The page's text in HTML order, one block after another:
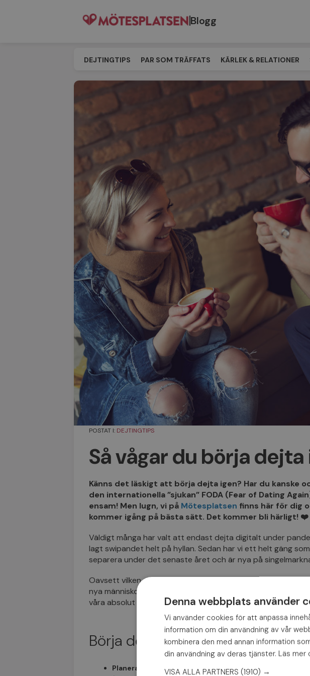
Blogg
DEJTINGTIPS PAR SOM TRÄFFATS KÄRLEK & RELATIONER
SINGELEVENT MATCHNING TILL MÖTESPLATSEN
POSTAT I: DEJTINGTIPS
Så vågar du börja dejta
Känns det läskigt att börja dejta igen? Har du kanske
den internationella ”sjukan” FODA (Fear of Dating
ensam! Men lugn, vi på Mötesplatsen finns här för dig
kommer igång på bästa sätt. Det kommer bli härligt! ❤️
Väldigt många har valt att endast dejta digitalt under
lagt swipandet helt på hyllan. Sedan har vi ett helt gäng
separera under det senaste året och är nya på
Oavsett vilken situation du är i så förstår vi om det känns
nya människor IRL. Man är ju minst sagt lite… ringrostig! Just
våra absolut bästa ”kom-igång”-tips!
Börja dejta igen – våra bästa tips:
Planera och sätt mål. Det är lätt att stanna kvar i gamla
Denna webbplats använder
Vi använder cookies för att anpassa
information om din användning av vår
kombinera den med annan information
din användning av deras tjänster. Läs mer
VISA ALLA PARTNERS (1910) →